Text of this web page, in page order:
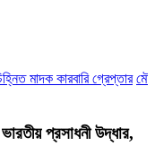
মাদক কারবারি গ্রেপ্তার
প্রসাধনী উদ্ধার,